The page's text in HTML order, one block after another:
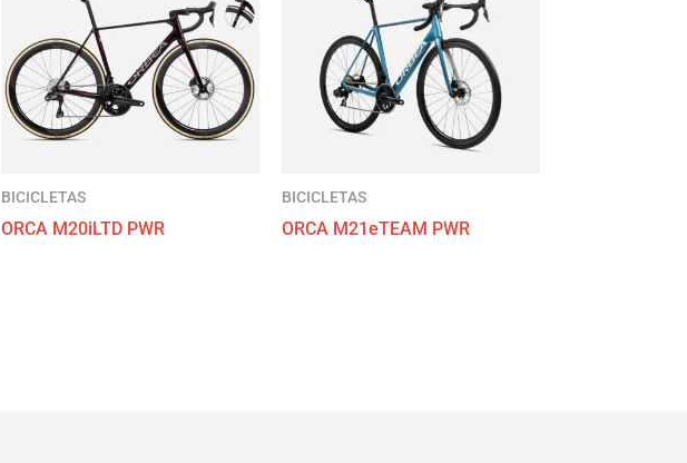
BICICLETAS
ORCA M20iLTD PWR
BICICLETAS
ORCA M21eTEAM PWR